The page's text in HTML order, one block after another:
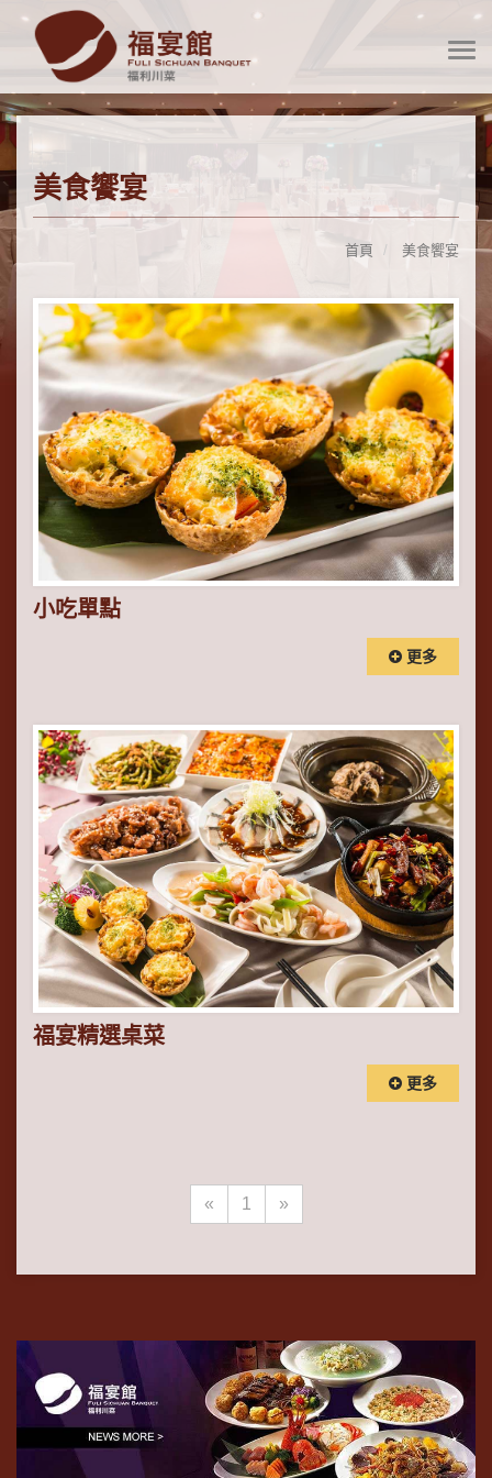
美食饗宴
首頁 美食饗宴
小吃單點
更多
福宴精選桌菜
更多
« 1 »